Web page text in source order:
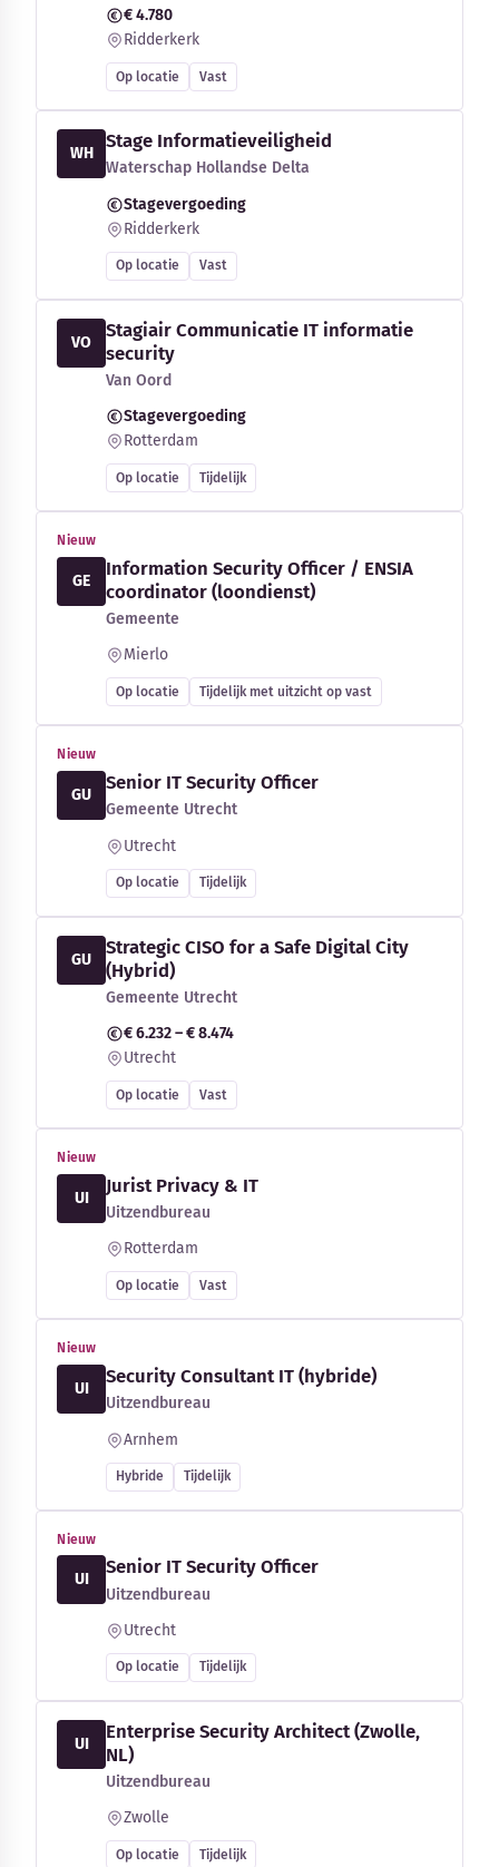
€ 4.780
Ridderkerk
Op locatie Vast
WH
Stage Informatieveiligheid
Waterschap Hollandse Delta
Stagevergoeding
Ridderkerk
Op locatie Vast
VO
Stagiair Communicatie IT informatie
security
Van Oord
Stagevergoeding
Rotterdam
Op locatie Tijdelijk
Nieuw
GE
Information Security Officer / ENSIA
coordinator (loondienst)
Gemeente
Mierlo
Op locatie Tijdelijk met uitzicht op vast
Nieuw
GU
Senior IT Security Officer
Gemeente Utrecht
Utrecht
Op locatie Tijdelijk
GU
Strategic CISO for a Safe Digital City
(Hybrid)
Gemeente Utrecht
€ 6.232 – € 8.474
Utrecht
Op locatie Vast
Nieuw
UI
Jurist Privacy & IT
Uitzendbureau
Rotterdam
Op locatie Vast
Nieuw
UI
Security Consultant IT (hybride)
Uitzendbureau
Arnhem
Hybride Tijdelijk
Nieuw
UI
Senior IT Security Officer
Uitzendbureau
Utrecht
Op locatie Tijdelijk
UI
Enterprise Security Architect (Zwolle,
NL)
Uitzendbureau
Zwolle
Op locatie Tijdelijk